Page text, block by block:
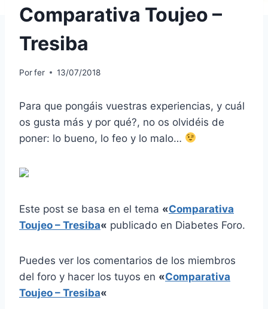
Comparativa Toujeo –
Tresiba
Porfer 13/07/2018
Para que pongáis vuestras experiencias, y cuál
os gusta más y por qué?, no os olvidéis de
poner: lo bueno, lo feo y lo malo…
Este post se basa en el tema «Comparativa
Toujeo – Tresiba« publicado en Diabetes Foro.
Puedes ver los comentarios de los miembros
del foro y hacer los tuyos en «Comparativa
Toujeo – Tresiba«